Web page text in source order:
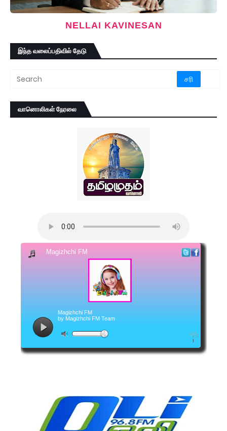
NELLAI KAVINESAN
இந்த வலைப்பதிவில் தேடு
வானொலிகள் நேரலை